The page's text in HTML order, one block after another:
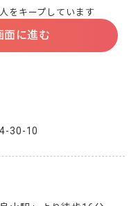
をキープしています
面に進む
30-10